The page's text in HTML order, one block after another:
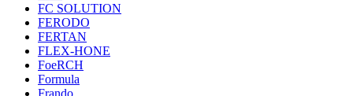
FC SOLUTION
FERODO
FERTAN
FLEX-HONE
FoeRCH
Formula
Frando